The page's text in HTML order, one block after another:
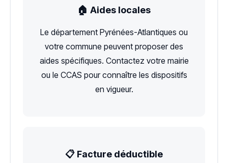
🏠 Aides locales
Le département Pyrénées-Atlantiques ou
votre commune peuvent proposer des
aides spécifiques. Contactez votre mairie
ou le CCAS pour connaître les dispositifs
en vigueur.
📋 Facture déductible